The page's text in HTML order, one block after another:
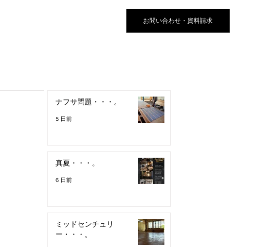
お問い合わせ・資料請求
ナフサ問題・・・。
5 日前
真夏・・・。
6 日前
ミッドセンチュリ
ー・・・。